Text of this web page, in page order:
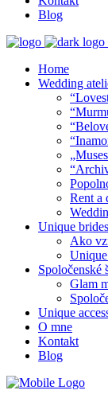
Blog
Home
Wedding
Rent a
Unique brides
Ako
Spoločenské
Glam
Unique
O mne
Kontakt
Blog